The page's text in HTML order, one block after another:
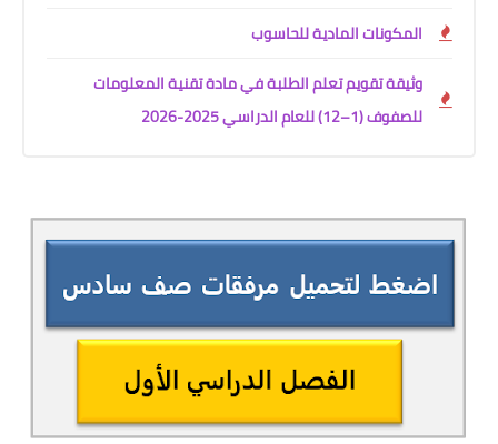
المكونات المادية للحاسوب
وثيقة تقويم تعلم الطلبة في مادة تقنية المعلومات
للصفوف (1–12) للعام الدراسي 2025-2026